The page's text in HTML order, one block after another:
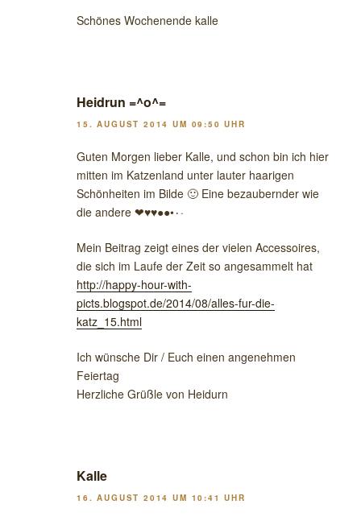
Schönes Wochenende kalle
Heidrun =^o^=
15. AUGUST 2014 UM 09:50 UHR
Guten Morgen lieber Kalle, und schon bin ich hier
mitten im Katzenland unter lauter haarigen
Schönheiten im Bilde 🙂 Eine bezaubernder wie
die andere ❤♥♥●●•٠·
Mein Beitrag zeigt eines der vielen Accessoires,
die sich im Laufe der Zeit so angesammelt hat
http://happy-hour-with-
picts.blogspot.de/2014/08/alles-fur-die-
katz_15.html
Ich wünsche Dir / Euch einen angenehmen
Feiertag
Herzliche Grüßle von Heidurn
Kalle
16. AUGUST 2014 UM 10:41 UHR